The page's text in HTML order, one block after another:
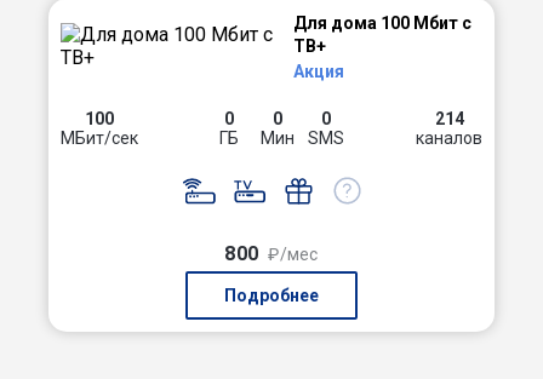
Для дома 100 Мбит с
ТВ+
Акция
100
МБит/сек
0
ГБ
0
Мин
0
SMS
214
каналов
800 ₽/мес
Подробнее